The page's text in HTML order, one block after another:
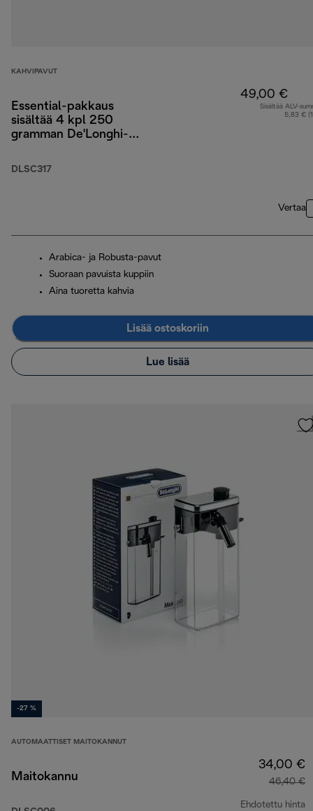
KAHVIPAVUT
Essential-pakkaus
sisältää 4 kpl 250
gramman De'Longhi-
Cappuccino-laseja ja
DLSC317
49,00 €
Sisältää ALV-
5,83 €
Vertaa
Arabica- ja Robusta-pavut
Suoraan pavuista kuppiin
Aina tuoretta kahvia
Lisää ostoskoriin
Lue lisää
-27 %
AUTOMAATTISET MAITOKANNUT
Maitokannu
34,00 €
46,40 €
Ehdotettu hinta